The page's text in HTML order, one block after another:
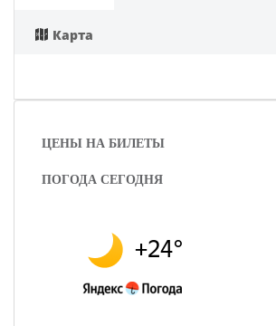
Карта
ЦЕНЫ НА БИЛЕТЫ
ПОГОДА СЕГОДНЯ